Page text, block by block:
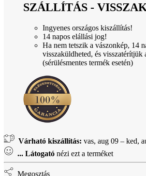
SZÁLLÍTÁS -
Ingyenes országos kiszállítás!
14 napos elállási jog!
Ha nem tetszik a vászonkép, 14
visszaküldheted, és visszatérítjük
(sérülésmentes termék esetén)
Várható kiszállítás: vas, aug 09 – ked,
... Látogató nézi ezt a terméket
Megosztás